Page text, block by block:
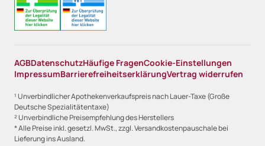
AGBDatenschutzHäufige FragenCookie-Einstellungen
ImpressumBarrierefreiheitserklärungVertrag widerrufen
¹ Unverbindlicher Apothekenverkaufspreis nach Lauer-Taxe (Große
Deutsche Spezialitätentaxe)
² Unverbindliche Preisempfehlung des Herstellers
* Alle Preise inkl. gesetzl. MwSt., zzgl. Versandkostenpauschale bei
Lieferung ins Ausland.